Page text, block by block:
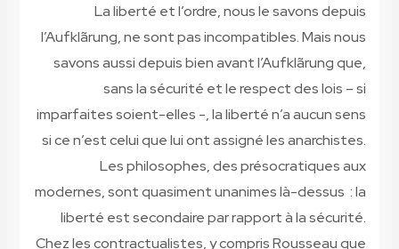
La liberté et l’ordre, nous le savons depuis
l’Aufklãrung, ne sont pas incompatibles. Mais nous
savons aussi depuis bien avant l’Aufklãrung que,
sans la sécurité et le respect des lois – si
imparfaites soient-elles -, la liberté n’a aucun sens
si ce n’est celui que lui ont assigné les anarchistes.
Les philosophes, des présocratiques aux
modernes, sont quasiment unanimes là-dessus : la
liberté est secondaire par rapport à la sécurité.
Chez les contractualistes, y compris Rousseau que